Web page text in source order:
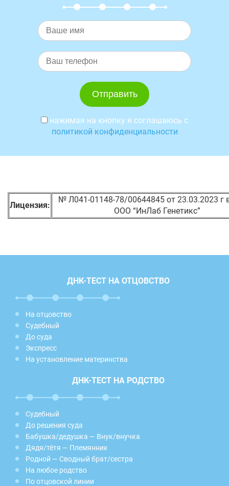
нажимая на кнопку я соглашаюсь с
политикой конфиденциальности
Лицензия:
№ Л041-01148-78/00644845 от 23.03.2023 г
ООО “ИнЛаб Генетикс”
ДНК-ТЕСТ НА ОТЦОВСТВО
На отцовство
Судебный
До суда
Экспресс
На установление материнства
ДНК-ТЕСТ НА РОДСТВО
Судебный
До решения суда
Бабушка/дедушка — Внук/внучка
Дядя/тётя — Племянник
Родной — Сводный брат/сестра
На любое родство
По отцовской линии